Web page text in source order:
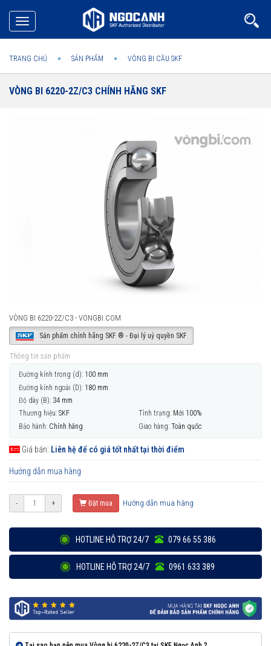
Toggle
navigation
TRANG CHỦ SẢN PHẨM VÒNG BI CẦU SKF
VÒNG BI 6220-2Z/C3 CHÍNH HÃNG SKF
VÒNG BI 6220-2Z/C3 - VONGBI.COM
Sản phẩm chính hãng SKF ® - Đại lý uỷ quyền SKF
Thông tin sản phẩm
Đường kính trong (d): 100 mm
Đường kính ngoài (D): 180 mm
Độ dày (B): 34 mm
Thương hiệu: SKF Tình trạng: Mới 100%
Bảo hành: Chính hãng Giao hàng: Toàn quốc
Giá bán: Liên hệ để có giá tốt nhất tại thời điểm
Hướng dẫn mua hàng
- + Đặt mua Hướng dẫn mua hàng
HOTLINE HỖ TRỢ 24/7 079 66 55 386
HOTLINE HỖ TRỢ 24/7 0961 633 389